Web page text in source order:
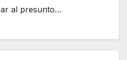
al presunto…